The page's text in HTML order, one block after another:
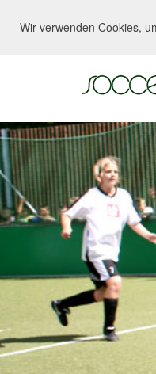
Wir verwenden Cookies,